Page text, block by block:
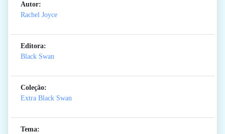
Autor:
Rachel Joyce
Editora:
Black Swan
Coleção:
Extra Black Swan
Tema: